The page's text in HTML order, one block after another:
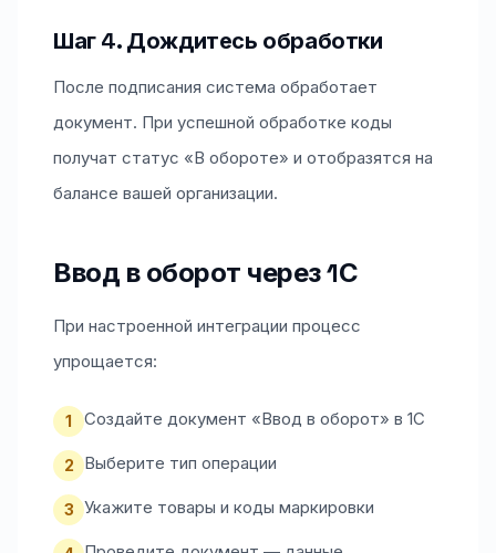
Шаг 4. Дождитесь обработки
После подписания система обработает
документ. При успешной обработке коды
получат статус «В обороте» и отобразятся на
балансе вашей организации.
Ввод в оборот через 1С
При настроенной интеграции процесс
упрощается:
1 Создайте документ «Ввод в оборот» в 1С
2 Выберите тип операции
3 Укажите товары и коды маркировки